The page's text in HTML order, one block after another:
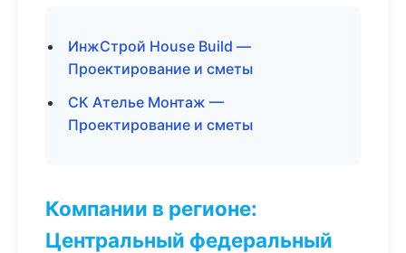
ИнжСтрой House Build —
Проектирование и сметы
СК Ателье Монтаж —
Проектирование и сметы
Компании в регионе:
Центральный федеральный